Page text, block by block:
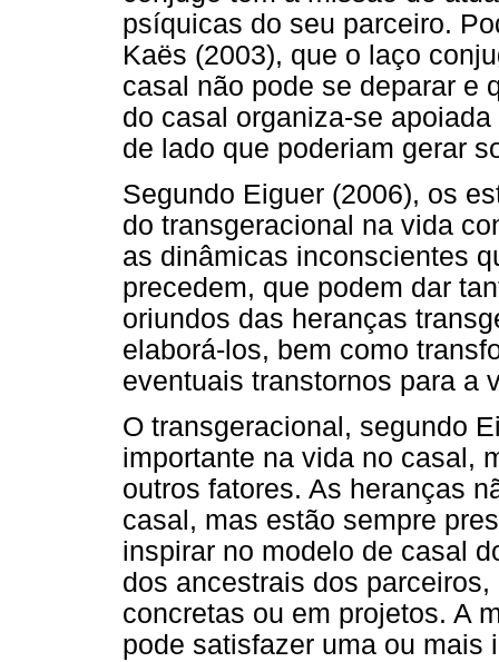
psíquicas do seu parceiro.
Kaës (2003), que o laço
casal não pode se deparar e
do casal organiza-se
de lado que poderiam gerar
Segundo Eiguer (2006), os
do transgeracional na vida
as dinâmicas inconscientes
precedem, que podem dar
oriundos das heranças
elaborá-los, bem como
eventuais transtornos para a
O transgeracional, segundo
importante na vida no casal,
outros fatores. As heranças
casal, mas estão sempre
inspirar no modelo de casal
dos ancestrais dos
concretas ou em projetos. A
pode satisfazer uma ou mais